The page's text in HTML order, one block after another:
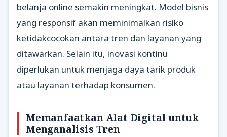
belanja online semakin meningkat. Model bisnis
yang responsif akan meminimalkan risiko
ketidakcocokan antara tren dan layanan yang
ditawarkan. Selain itu, inovasi kontinu
diperlukan untuk menjaga daya tarik produk
atau layanan terhadap konsumen.
Memanfaatkan Alat Digital untuk
Menganalisis Tren